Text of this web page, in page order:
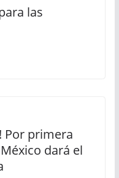
las
Por primera
dará el